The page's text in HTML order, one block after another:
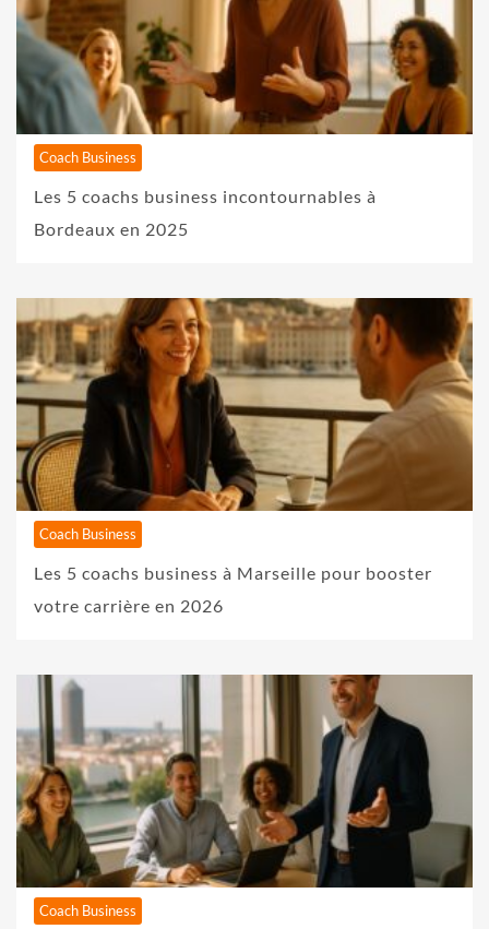
Coach Business
Les 5 coachs business incontournables à
Bordeaux en 2025
Coach Business
Les 5 coachs business à Marseille pour booster
votre carrière en 2026
Coach Business